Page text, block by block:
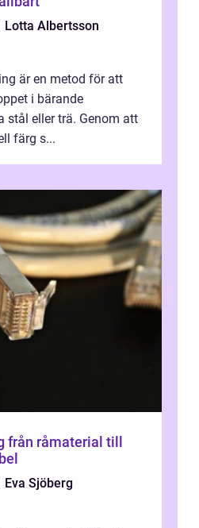
Lotta Albertsson
är en metod för att
i bärande
stål eller trä. Genom att
färg s...
Eva Sjöberg